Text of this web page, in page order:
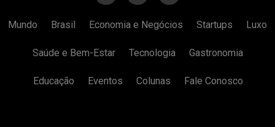
Mundo Brasil Economia e Negócios Startups Luxo
Saúde e Bem-Estar Tecnologia Gastronomia
Educação Eventos Colunas Fale Conosco